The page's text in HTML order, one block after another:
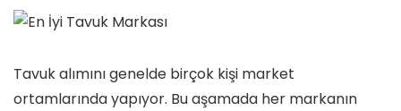
Tavuk alımını genelde birçok kişi market
ortamlarında yapıyor. Bu aşamada her markanın